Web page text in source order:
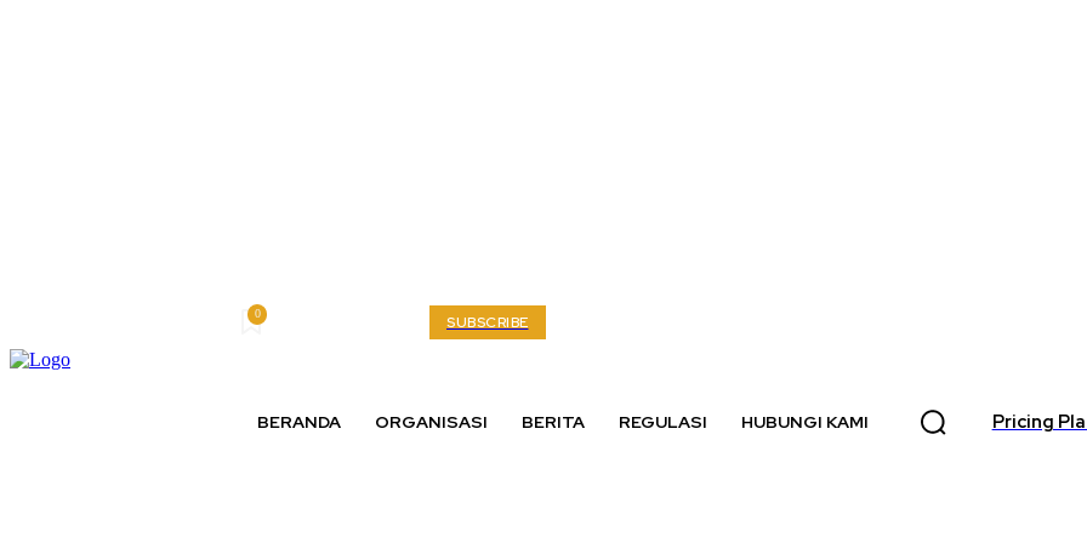
0 SUBSCRIBE
BERANDA ORGANISASI BERITA REGULASI HUBUNGI KAMI Pricing